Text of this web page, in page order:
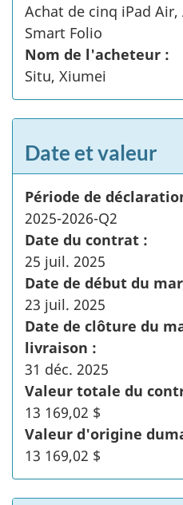
Achat de cinq iPad
Smart Folio
Nom de l'acheteur :
Situ, Xiumei
Date et valeur
Période de
2025-2026-Q2
Date du contrat :
25 juil. 2025
Date de début du
23 juil. 2025
Date de clôture du
livraison :
31 déc. 2025
Valeur totale du
13 169,02 $
Valeur d'origine
13 169,02 $